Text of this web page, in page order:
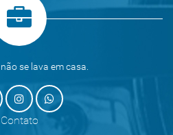
se lava em casa.
Contato